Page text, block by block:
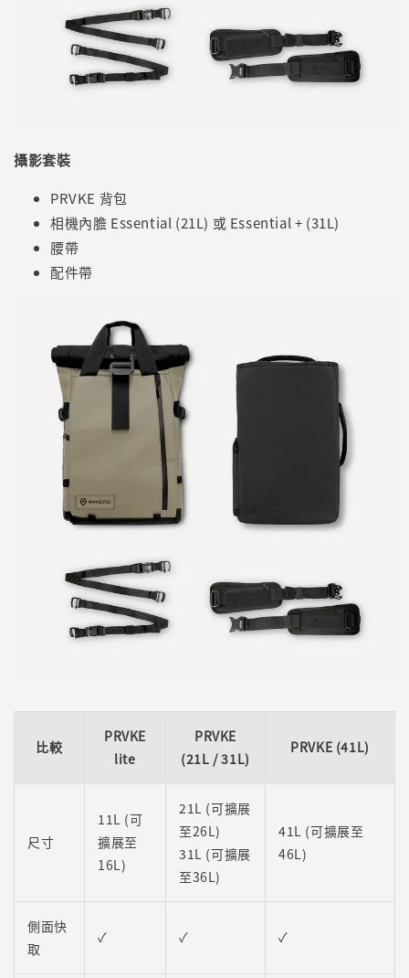
攝影套裝
PRVKE 背包
相機內膽 Essential (21L) 或 Essential + (31L)
腰帶
配件帶
比較
PRVKE
lite
PRVKE
(21L / 31L)
PRVKE (41L)
尺寸
11L (可
擴展至
16L)
21L (可擴展
至26L)
31L (可擴展
至36L)
41L (可擴展至
46L)
側面快
取
✓ ✓ ✓